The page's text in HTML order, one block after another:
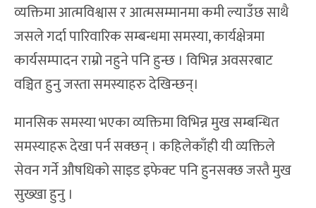
व्यक्तिमा आत्मविश्वास र आत्मसम्मानमा कमी ल्याउँछ साथै
जसले गर्दा पारिवारिक सम्बन्धमा समस्या, कार्यक्षेत्रमा
कार्यसम्पादन राम्रो नहुने पनि हुन्छ । विभिन्न अवसरबाट
वञ्चित हुनु जस्ता समस्याहरु देखिन्छन्।
मानसिक समस्या भएका व्यक्तिमा विभिन्न मुख सम्बन्धित
समस्याहरू देखा पर्न सक्छन् । कहिलेकाँही यी व्यक्तिले
सेवन गर्ने औषधिको साइड इफेक्ट पनि हुनसक्छ जस्तै मुख
सुख्खा हुनु ।